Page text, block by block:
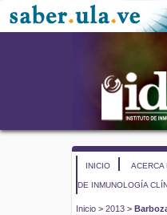
INICIO ACERCA
DE INMUNOLOGÍA
Inicio > 2013 >